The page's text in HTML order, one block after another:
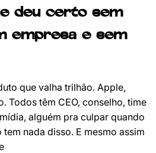
deu certo sem
empresa e sem
que valha trilhão. Apple,
Todos têm CEO, conselho, time
alguém pra culpar quando
nada disso. E mesmo assim